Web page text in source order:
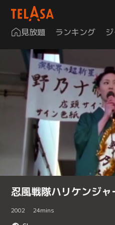
見放題 ランキング
忍風戦隊ハリケンジャ
2002 24mins